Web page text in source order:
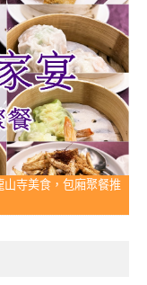
山寺美食，包廂聚餐推